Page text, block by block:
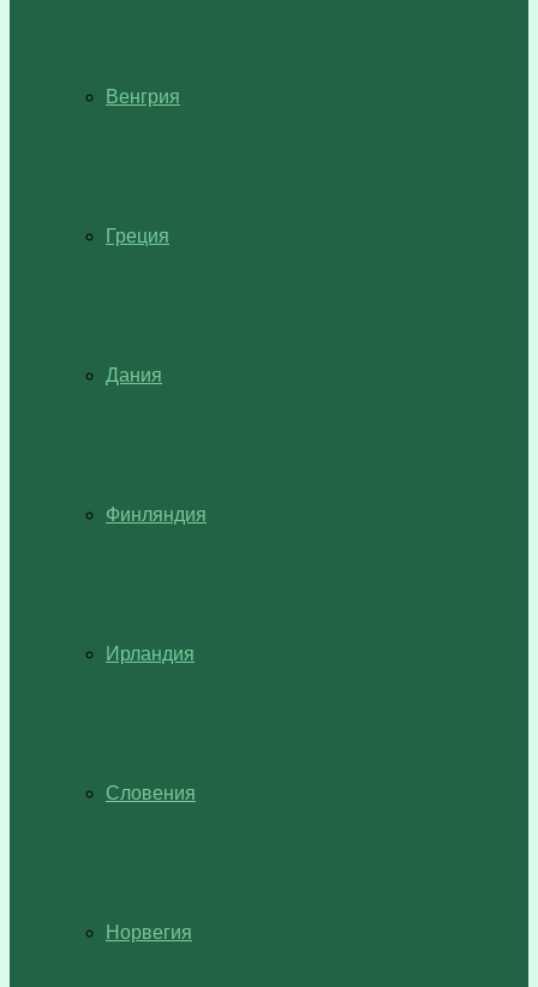
Венгрия
Греция
Дания
Финляндия
Ирландия
Словения
Норвегия